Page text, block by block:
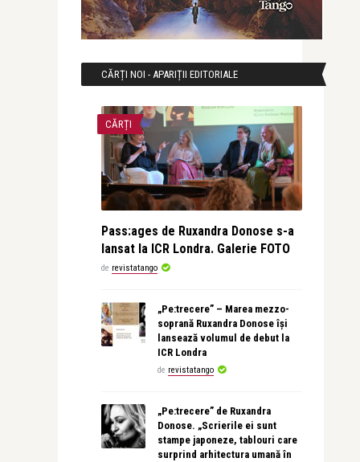
CĂRȚI NOI - APARIȚII EDITORIALE
CĂRȚI
Pass:ages de Ruxandra Donose s-a
lansat la ICR Londra. Galerie FOTO
de revistatango
„Pe:trecere” – Marea mezzo-
soprană Ruxandra Donose își
lansează volumul de debut la
ICR Londra
de revistatango
„Pe:trecere” de Ruxandra
Donose. „Scrierile ei sunt
stampe japoneze, tablouri care
surprind arhitectura umană în